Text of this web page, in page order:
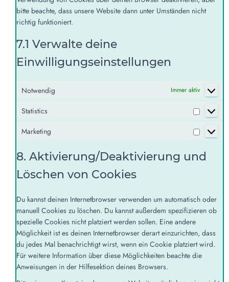
bitte beachte, dass unsere Website dann unter Umständen nicht
richtig funktioniert.
7.1 Verwalte deine
Einwilligungseinstellungen
Notwendig Immer aktiv
Statistics
Marketing
8. Aktivierung/Deaktivierung und
Löschen von Cookies
Du kannst deinen Internetbrowser verwenden um automatisch oder
manuell Cookies zu löschen. Du kannst außerdem spezifizieren ob
spezielle Cookies nicht platziert werden sollen. Eine andere
Möglichkeit ist es deinen Internetbrowser derart einzurichten, dass
du jedes Mal benachrichtigt wirst, wenn ein Cookie platziert wird.
Für weitere Information über diese Möglichkeiten beachte die
Anweisungen in der Hilfesektion deines Browsers.